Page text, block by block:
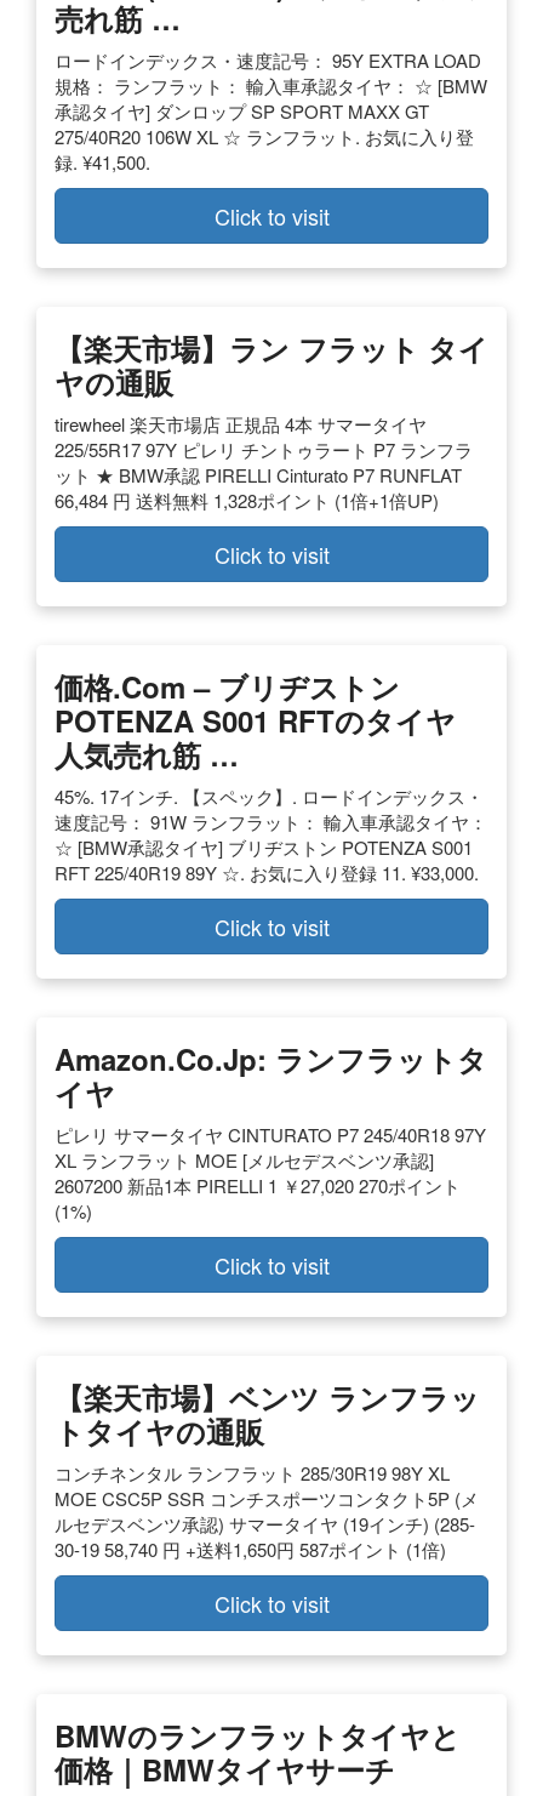
売れ筋 …
ロードインデックス・速度記号： 95Y EXTRA LOAD
規格： ランフラット： 輸入車承認タイヤ： ☆ [BMW
承認タイヤ] ダンロップ SP SPORT MAXX GT
275/40R20 106W XL ☆ ランフラット. お気に入り登
録. ¥41,500.
Click to visit
【楽天市場】ラン フラット タイ
ヤの通販
tirewheel 楽天市場店 正規品 4本 サマータイヤ
225/55R17 97Y ピレリ チントゥラート P7 ランフラ
ット ★ BMW承認 PIRELLI Cinturato P7 RUNFLAT
66,484 円 送料無料 1,328ポイント (1倍+1倍UP)
Click to visit
価格.com – ブリヂストン
POTENZA S001 RFTのタイヤ
人気売れ筋 …
45%. 17インチ. 【スペック】. ロードインデックス・
速度記号： 91W ランフラット： 輸入車承認タイヤ：
☆ [BMW承認タイヤ] ブリヂストン POTENZA S001
RFT 225/40R19 89Y ☆. お気に入り登録 11. ¥33,000.
Click to visit
Amazon.co.jp: ランフラットタ
イヤ
ピレリ サマータイヤ CINTURATO P7 245/40R18 97Y
XL ランフラット MOE [メルセデスベンツ承認]
2607200 新品1本 PIRELLI 1 ￥27,020 270ポイント
(1%)
Click to visit
【楽天市場】ベンツ ランフラッ
トタイヤの通販
コンチネンタル ランフラット 285/30R19 98Y XL
MOE CSC5P SSR コンチスポーツコンタクト5P (メ
ルセデスベンツ承認) サマータイヤ (19インチ) (285-
30-19 58,740 円 +送料1,650円 587ポイント (1倍)
Click to visit
BMWのランフラットタイヤと
価格｜BMWタイヤサーチ